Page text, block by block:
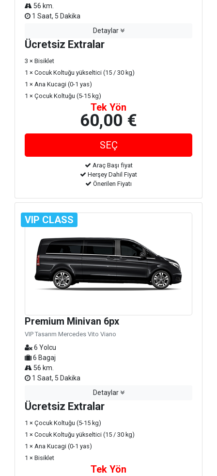
56 km.
1 Saat, 5 Dakika
Detaylar
Ücretsiz Extralar
3 × Bisiklet
1 × Cocuk Koltuğu yükseltici (15 / 30 kg)
1 × Ana Kucagi (0-1 yas)
1 × Çocuk Koltuğu (5-15 kg)
Tek Yön
60,00 €
Araç Başı fiyat
Herşey Dahil Fiyat
Önerilen Fiyatı
VIP CLASS
Premium Minivan 6px
VIP Tasarım Mercedes Vito Viano
6 Yolcu
6 Bagaj
56 km.
1 Saat, 5 Dakika
Detaylar
Ücretsiz Extralar
1 × Çocuk Koltuğu (5-15 kg)
1 × Cocuk Koltuğu yükseltici (15 / 30 kg)
1 × Ana Kucagi (0-1 yas)
1 × Bisiklet
Tek Yön